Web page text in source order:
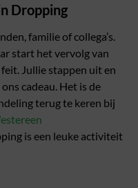
Dropping
familie of collega’s.
start het vervolg van
Jullie stappen uit en
cadeau. Het is de
terug te keren bij
is een leuke activiteit